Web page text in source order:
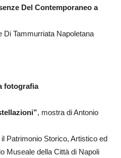
Del Contemporaneo a
Di Tammurriata Napoletana
fotografia
, mostra di Antonio
Patrimonio Storico, Artistico ed
Museale della Città di Napoli